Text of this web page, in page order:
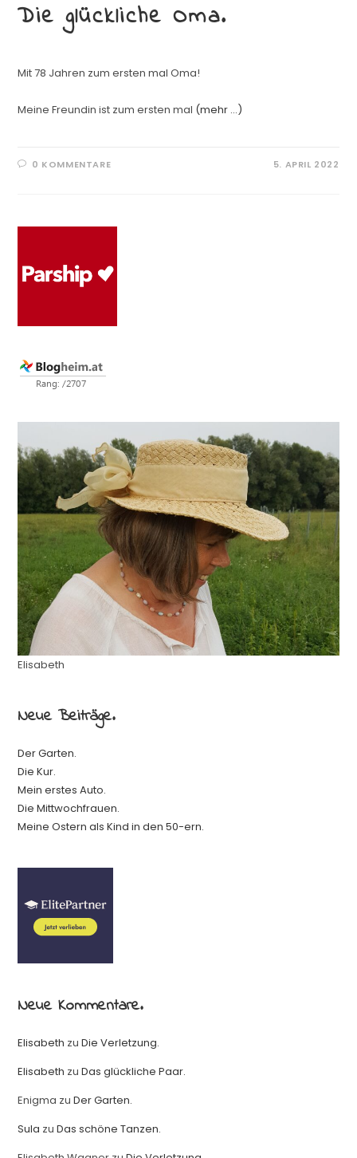
Die glückliche Oma.
Mit 78 Jahren zum ersten mal Oma!
Meine Freundin ist zum ersten mal (mehr …)
0 KOMMENTARE 5. APRIL 2022
Elisabeth
Neue Beiträge.
Der Garten.
Die Kur.
Mein erstes Auto.
Die Mittwochfrauen.
Meine Ostern als Kind in den 50-ern.
Neue Kommentare.
Elisabeth zuDie Verletzung.
Elisabeth zuDas glückliche Paar.
Enigma zuDer Garten.
Sula zuDas schöne Tanzen.